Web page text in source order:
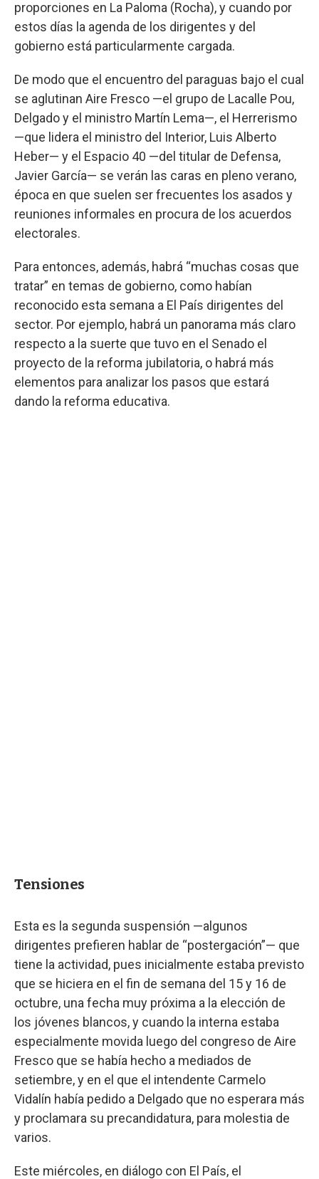
proporciones en La Paloma (Rocha), y cuando por
estos días la agenda de los dirigentes y del
gobierno está particularmente cargada.
De modo que el encuentro del paraguas bajo el cual
se aglutinan Aire Fresco —el grupo de Lacalle Pou,
Delgado y el ministro Martín Lema—, el Herrerismo
—que lidera el ministro del Interior, Luis Alberto
Heber— y el Espacio 40 —del titular de Defensa,
Javier García— se verán las caras en pleno verano,
época en que suelen ser frecuentes los asados y
reuniones informales en procura de los acuerdos
electorales.
Para entonces, además, habrá “muchas cosas que
tratar” en temas de gobierno, como habían
reconocido esta semana a El País dirigentes del
sector. Por ejemplo, habrá un panorama más claro
respecto a la suerte que tuvo en el Senado el
proyecto de la reforma jubilatoria, o habrá más
elementos para analizar los pasos que estará
dando la reforma educativa.
Tensiones
Esta es la segunda suspensión —algunos
dirigentes prefieren hablar de “postergación”— que
tiene la actividad, pues inicialmente estaba previsto
que se hiciera en el fin de semana del 15 y 16 de
octubre, una fecha muy próxima a la elección de
los jóvenes blancos, y cuando la interna estaba
especialmente movida luego del congreso de Aire
Fresco que se había hecho a mediados de
setiembre, y en el que el intendente Carmelo
Vidalín había pedido a Delgado que no esperara más
y proclamara su precandidatura, para molestia de
varios.
Este miércoles, en diálogo con El País, el